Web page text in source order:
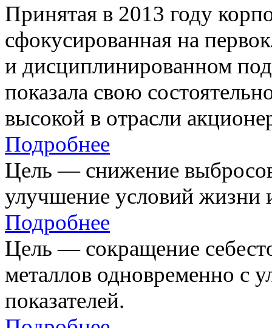
Принятая в 2013 году
сфокусированная на
и дисциплинированном
показала свою
высокой в отрасли
Подробнее
Цель — снижение
улучшение условий жизни
Подробнее
Цель — сокращение
металлов одновременно с
показателей.